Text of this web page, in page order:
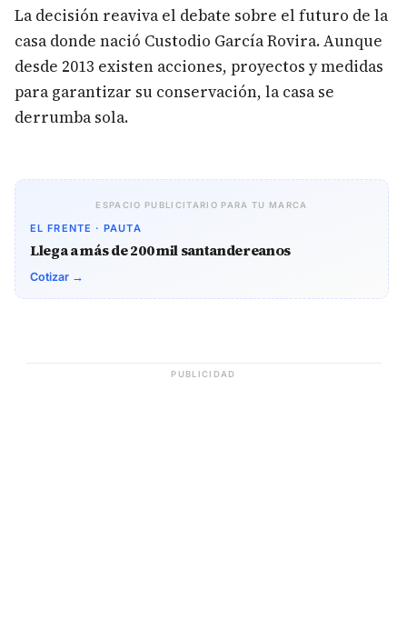
La decisión reaviva el debate sobre el futuro de la
casa donde nació Custodio García Rovira. Aunque
desde 2013 existen acciones, proyectos y medidas
para garantizar su conservación, la casa se
derrumba sola.
ESPACIO PUBLICITARIO PARA TU MARCA
EL FRENTE · PAUTA
Llega a más de 200 mil santandereanos
Cotizar →
PUBLICIDAD